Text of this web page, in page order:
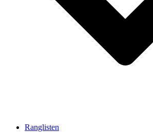
Ranglisten